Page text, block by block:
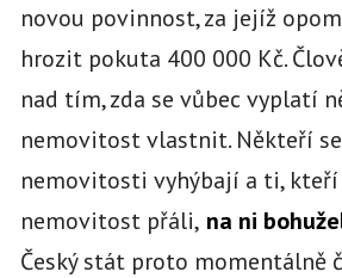
novou povinnost, za jejíž
hrozit pokuta 400 000 Kč.
nad tím, zda se vůbec vyplatí
nemovitost vlastnit. Někteří
nemovitosti vyhýbají a ti,
nemovitost přáli, na ni
Český stát proto momentálně